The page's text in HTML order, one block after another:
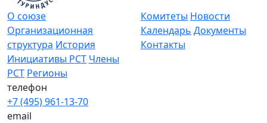
О союзе
Организационная
структура История
Инициативы РСТ Члены
РСТ Регионы
Комитеты Новости
Календарь Документы
Контакты
телефон
+7 (495) 961-13-70
email